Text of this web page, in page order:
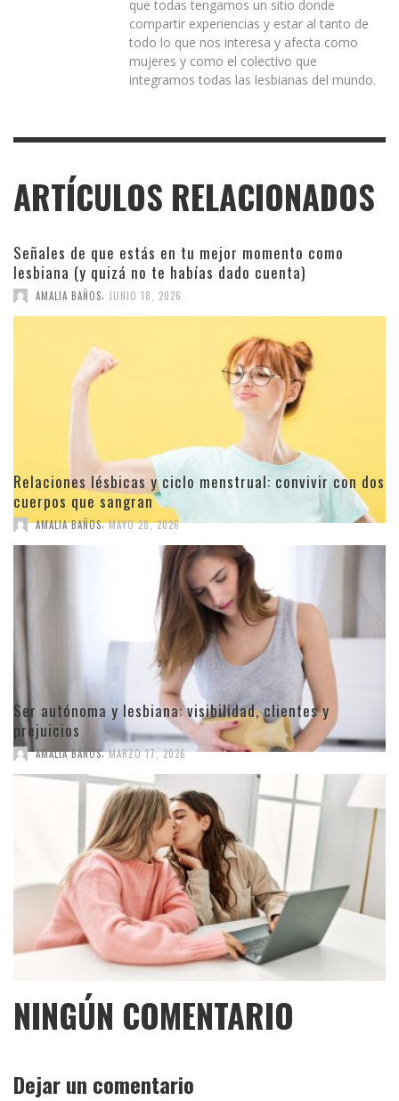
que todas tengamos un sitio donde
compartir experiencias y estar al tanto de
todo lo que nos interesa y afecta como
mujeres y como el colectivo que
integramos todas las lesbianas del mundo.
ARTÍCULOS RELACIONADOS
Señales de que estás en tu mejor momento como
lesbiana (y quizá no te habías dado cuenta)
AMALIA BAÑOS, JUNIO 18, 2026
Relaciones lésbicas y ciclo menstrual: convivir con dos
cuerpos que sangran
AMALIA BAÑOS, MAYO 28, 2026
Ser autónoma y lesbiana: visibilidad, clientes y
prejuicios
AMALIA BAÑOS, MARZO 17, 2026
NINGÚN COMENTARIO
Dejar un comentario